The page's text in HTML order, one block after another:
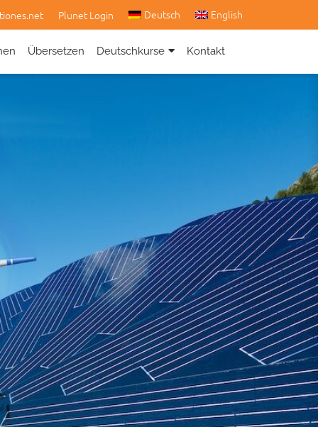
Plunet Login Deutsch English
Übersetzen Deutschkurse Kontakt